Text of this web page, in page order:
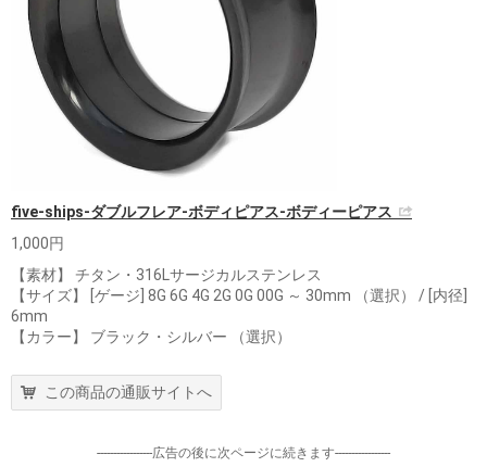
five-ships-ダブルフレア-ボディピアス-ボディーピアス
1,000円
【素材】 チタン・316Lサージカルステンレス
【サイズ】 [ゲージ] 8G 6G 4G 2G 0G 00G ～ 30mm （選択） / [内径]
6mm
【カラー】 ブラック・シルバー （選択）
この商品の通販サイトへ
-----------------広告の後に次ページに続きます-----------------